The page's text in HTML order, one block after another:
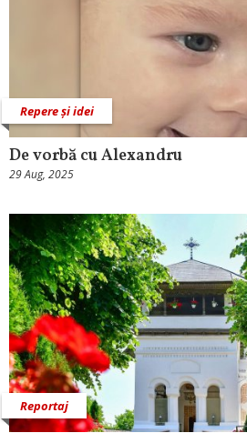
Repere și idei
De vorbă cu Alexandru
29 Aug, 2025
Reportaj